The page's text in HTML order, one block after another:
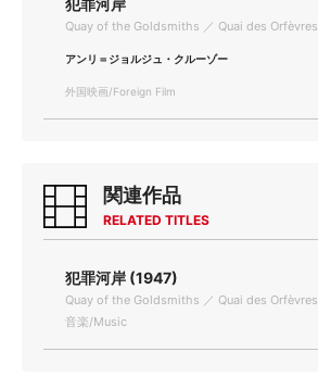
犯罪河岸
Quay of the Goldsmiths ／ Quai des Orfèvres
アンリ＝ジョルジュ・クルーゾー
外国映画/Foreign Film
関連作品
RELATED TITLES
犯罪河岸 (1947)
Quay of the Goldsmiths ／ Quai des Orfèvres
音楽/Music